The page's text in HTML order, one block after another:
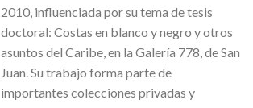
2010, influenciada por su tema de tesis
doctoral: Costas en blanco y negro y otros
asuntos del Caribe, en la Galería 778, de San
Juan. Su trabajo forma parte de
importantes colecciones privadas y